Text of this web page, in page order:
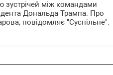
між командами
Дональда Трампа. Про
повідомляє "Суспільне".